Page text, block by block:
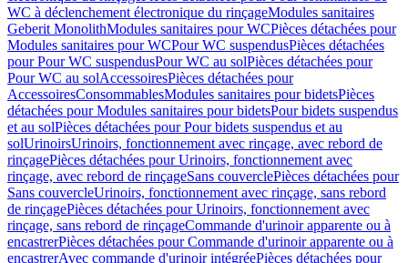
WC à déclenchement électronique du rinçageModules sanitaires
Geberit MonolithModules sanitaires pour WCPièces détachées pour
Modules sanitaires pour WCPour WC suspendusPièces détachées
pour Pour WC suspendusPour WC au solPièces détachées pour
Pour WC au solAccessoiresPièces détachées pour
AccessoiresConsommablesModules sanitaires pour bidetsPièces
détachées pour Modules sanitaires pour bidetsPour bidets suspendus
et au solPièces détachées pour Pour bidets suspendus et au
solUrinoirsUrinoirs, fonctionnement avec rinçage, avec rebord de
rinçagePièces détachées pour Urinoirs, fonctionnement avec
rinçage, avec rebord de rinçageSans couverclePièces détachées pour
Sans couvercleUrinoirs, fonctionnement avec rinçage, sans rebord
de rinçagePièces détachées pour Urinoirs, fonctionnement avec
rinçage, sans rebord de rinçageCommande d'urinoir apparente ou à
encastrerPièces détachées pour Commande d'urinoir apparente ou à
encastrerAvec commande d'urinoir intégréePièces détachées pour